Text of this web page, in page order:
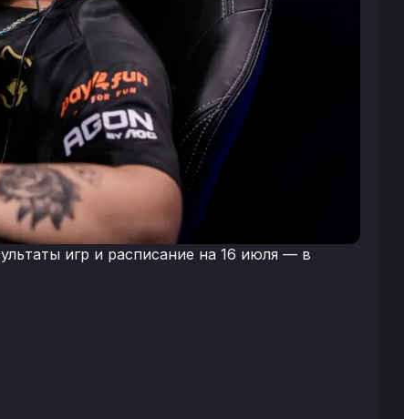
игр и расписание на 16 июля — в